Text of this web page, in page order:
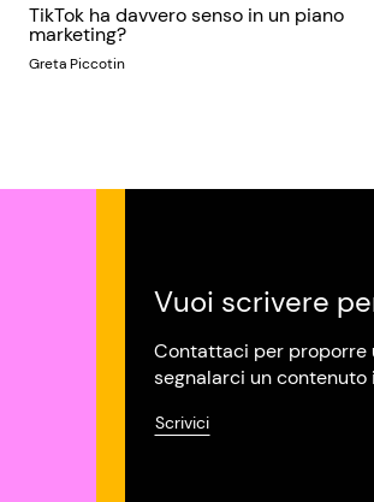
TikTok ha davvero senso in un piano
marketing?
Greta Piccotin
Vuoi scrivere
Contattaci per proporre
segnalarci un contenuto
Scrivici